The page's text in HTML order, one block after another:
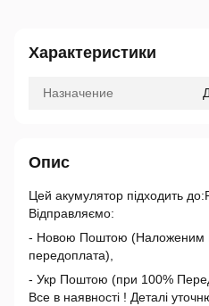
Характеристики
Назначение
Опис
Цей акумулятор підходить
Відправляємо:
- Новою Поштою (Наложеним
передоплата),
- Укр Поштою (при 100%
Все в наявності ! Деталі